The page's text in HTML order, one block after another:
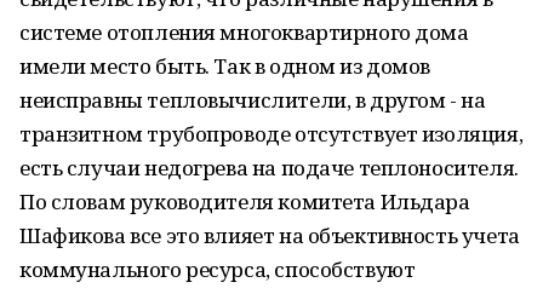
системе отопления многоквартирного дома
имели место быть. Так в одном из домов
неисправны тепловычислители, в другом - на
транзитном трубопроводе отсутствует изоляция,
есть случаи недогрева на подаче теплоносителя.
По словам руководителя комитета Ильдара
Шафикова все это влияет на объективность учета
коммунального ресурса, способствуют